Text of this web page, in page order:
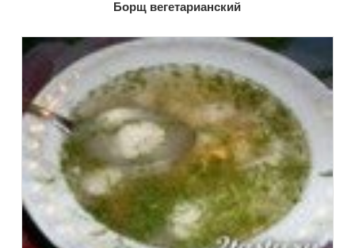
Борщ вегетарианский